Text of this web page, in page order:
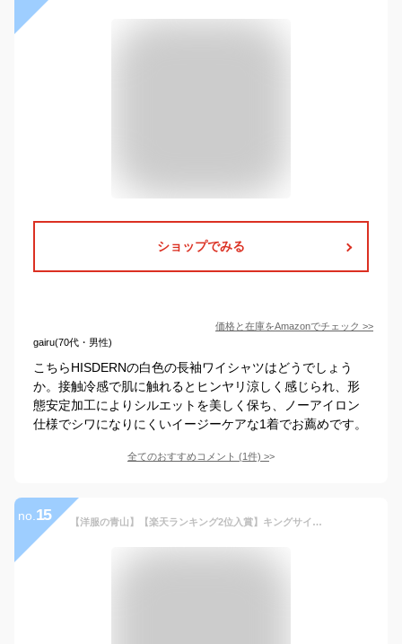
ショップでみる
価格と在庫をAmazonでチェック >>
gairu(70代・男性)
こちらHISDERNの白色の長袖ワイシャツはどうでしょう
か。接触冷感で肌に触れるとヒンヤリ涼しく感じられ、形
態安定加工によりシルエットを美しく保ち、ノーアイロン
仕様でシワになりにくいイージーケアな1着でお薦めです。
全てのおすすめコメント (1件) >
no. 15 【洋服の青山】【楽天ランキング2位入賞】キングサイズ アイロン不要 綿100％ ワイシャツ メンズ ゆったり 春夏 秋冬 オールシーズン ホワイト 白無地 長袖 レギュラーカラー ノーアイロン 形態安定 シワになりにくい 就活 Yシャツ カッターシャツ 大きいサイズ NON IRONMAX